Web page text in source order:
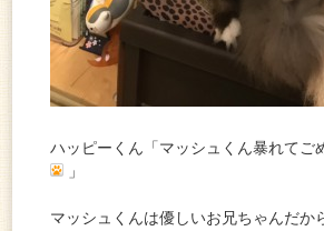
ハッピーくん「マッシュくん暴れてご
」
マッシュくんは優しいお兄ちゃんだか